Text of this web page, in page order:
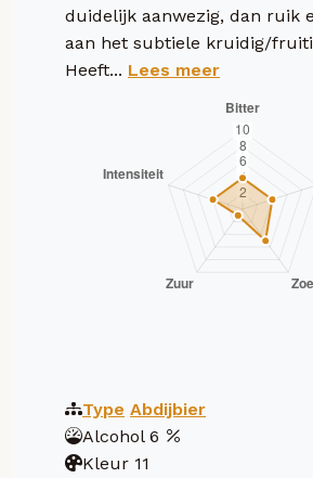
duidelijk aanwezig, dan ruik
aan het subtiele kruidig/
Heeft... Lees meer
Type Abdijbier
Alcohol 6
Kleur 11